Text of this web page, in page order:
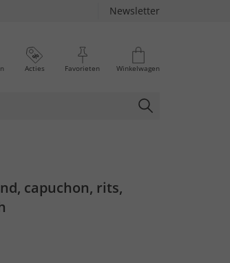
Newsletter
Acties Favorieten Winkelwagen
capuchon, rits,